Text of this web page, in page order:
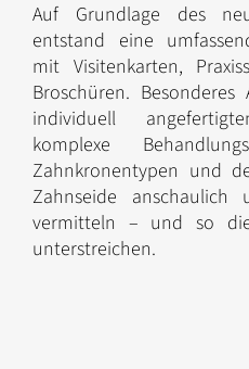
Auf Grundlage des
entstand eine
mit Visitenkarten,
Broschüren.
individuell
komplexe
Zahnkronentypen und
Zahnseide anschaulich
vermitteln – und so
unterstreichen.